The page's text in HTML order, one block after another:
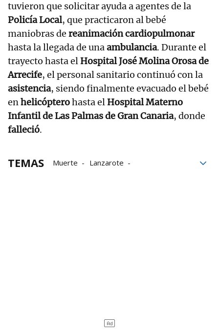
tuvieron que solicitar ayuda a agentes de la
Policía Local, que practicaron al bebé
maniobras de reanimación cardiopulmonar
hasta la llegada de unaambulancia. Durante el
trayecto hasta el Hospital José Molina Orosa de
Arrecife, el personal sanitario continuó con la
asistencia, siendo finalmente evacuado el bebé
enhelicópterohasta el Hospital Materno
Infantil de Las Palmas de Gran Canaria, donde
falleció.
TEMAS Muerte
Lanzarote